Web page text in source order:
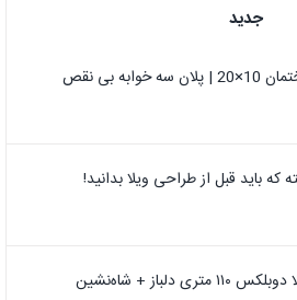
جدید
بی نقص
دلباز + شاه‌نشین